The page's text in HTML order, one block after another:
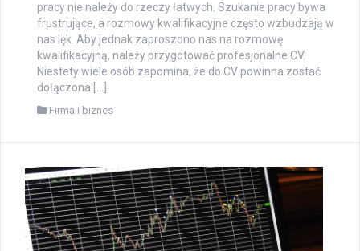
pracy nie należy do rzeczy łatwych. Szukanie pracy bywa
frustrujące, a rozmowy kwalifikacyjne często wzbudzają w
nas lęk. Aby jednak zaproszono nas na rozmowę
kwalifikacyjną, należy przygotować profesjonalne CV.
Niestety wiele osób zapomina, że do CV powinna zostać
dołączona […]
Firma i biznes